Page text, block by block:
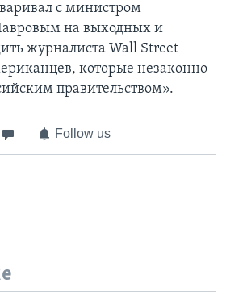
с министром
на выходных и
журналиста Wall Street
которые незаконно
правительством».
Follow us